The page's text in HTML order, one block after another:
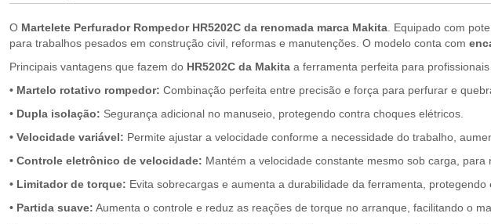
O Martelete Perfurador Rompedor HR5202C da renomada marca Makita. Equipado com
para trabalhos pesados em construção civil, reformas e manutenções. O modelo conta com
Principais vantagens que fazem do HR5202C da Makita a ferramenta perfeita para
• Martelo rotativo rompedor: Combinação perfeita entre precisão e força para perfurar e
• Dupla isolação: Segurança adicional no manuseio, protegendo contra choques elétricos.
• Velocidade variável: Permite ajustar a velocidade conforme a necessidade do trabalho,
• Controle eletrônico de velocidade: Mantém a velocidade constante mesmo sob carga,
• Limitador de torque: Evita sobrecargas e aumenta a durabilidade da ferramenta,
• Partida suave: Aumenta o controle e reduz as reações de torque no arranque, facilitando o